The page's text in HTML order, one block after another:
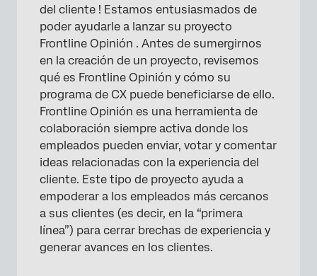
del cliente ! Estamos entusiasmados de
poder ayudarle a lanzar su proyecto
Frontline Opinión . Antes de sumergirnos
en la creación de un proyecto, revisemos
qué es Frontline Opinión y cómo su
programa de CX puede beneficiarse de ello.
Frontline Opinión es una herramienta de
colaboración siempre activa donde los
empleados pueden enviar, votar y comentar
ideas relacionadas con la experiencia del
cliente. Este tipo de proyecto ayuda a
empoderar a los empleados más cercanos
a sus clientes (es decir, en la “primera
línea”) para cerrar brechas de experiencia y
generar avances en los clientes.